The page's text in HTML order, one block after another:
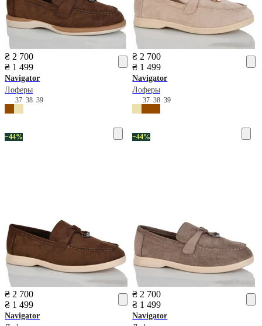
₴ 2 700
₴ 1 499
Navigator
Лоферы
37 38 39
₴ 2 700
₴ 1 499
Navigator
Лоферы
373839
−44%
₴ 2 700
₴ 1 499
Navigator
−44%
₴ 2 700
₴ 1 499
Navigator